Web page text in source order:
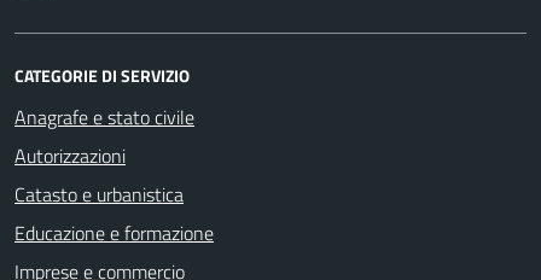
CATEGORIE DI SERVIZIO
Anagrafe e stato civile
Autorizzazioni
Catasto e urbanistica
Educazione e formazione
Imprese e commercio